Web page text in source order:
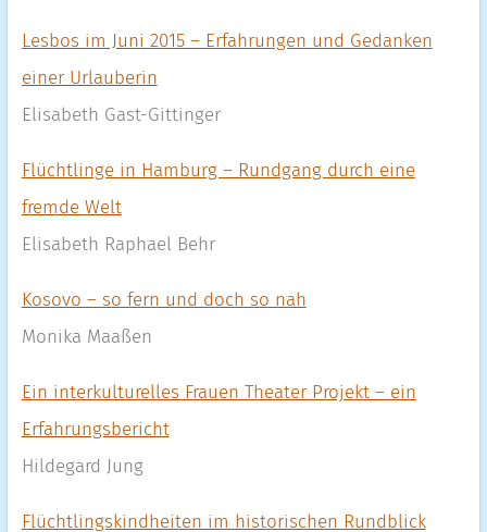
Lesbos im Juni 2015 – Erfahrungen und Gedanken
einer Urlauberin
Elisabeth Gast-Gittinger
Flüchtlinge in Hamburg – Rundgang durch eine
fremde Welt
Elisabeth Raphael Behr
Kosovo – so fern und doch so nah
Monika Maaßen
Ein interkulturelles Frauen Theater Projekt – ein
Erfahrungsbericht
Hildegard Jung
Flüchtlingskindheiten im historischen Rundblick